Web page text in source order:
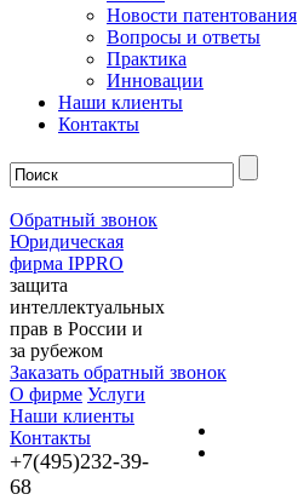
Новости патентования
Вопросы и ответы
Практика
Инновации
Наши клиенты
Контакты
Обратный звонок
Юридическая
фирма IPPRO
защита
интеллектуальных
прав в России и
за рубежом
Заказать обратный звонок
О фирме Услуги
Наши клиенты
Контакты
+7(495)232-39-
68